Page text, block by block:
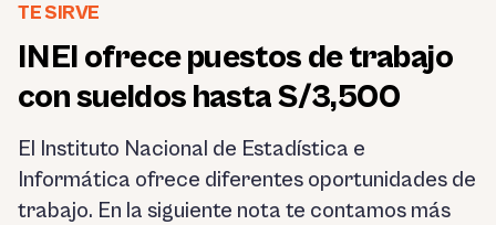
TE SIRVE
INEI ofrece puestos de trabajo
con sueldos hasta S/3,500
El Instituto Nacional de Estadística e
Informática ofrece diferentes oportunidades de
trabajo. En la siguiente nota te contamos más